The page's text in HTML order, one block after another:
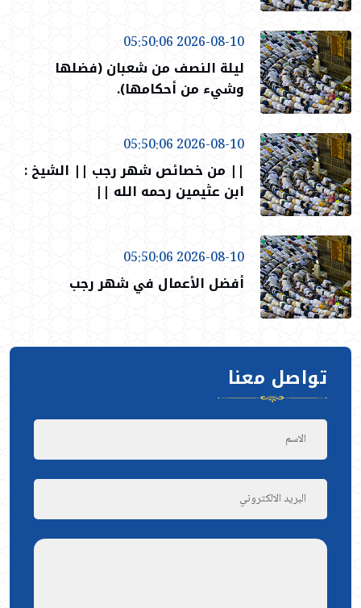
2026-08-10 05:50:06
ليلة النصف من شعبان (فضلها
وشيء من أحكامها).
2026-08-10 05:50:06
|| من خصائص شهر رجب || الشيخ :
ابن عثيمين رحمه الله ||
2026-08-10 05:50:06
أفضل الأعمال في شهر رجب
تواصل معنا